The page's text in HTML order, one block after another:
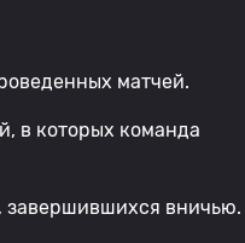
матчей.
в которых команда
завершившихся вничью.